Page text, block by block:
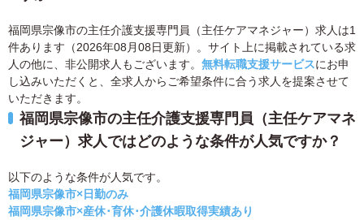
福岡県宗像市の主任介護支援専門員（主任ケアマネジャー）求人は1
件あります（2026年08月08日更新）。サイト上に掲載されている求
人の他に、非公開求人もございます。 無料転職支援サービスにお申
し込みいただくと、全求人からご希望条件に合う求人を提案させて
いただきます。
福岡県宗像市の主任介護支援専門員（主任ケアマネ
ジャー）求人ではどのような条件が人気ですか？
以下のような条件が人気です。
福岡県宗像市×日勤のみ
福岡県宗像市×産休･育休･介護休暇取得実績あり